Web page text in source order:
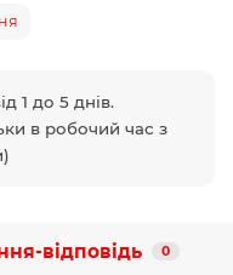
1 до 5 днів.
в робочий час з
відповідь 0